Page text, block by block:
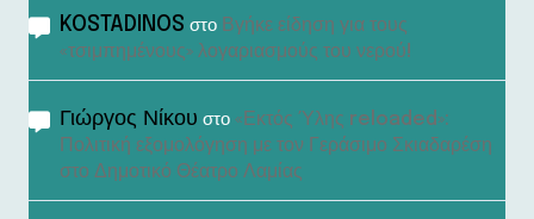
KOSTADINOS στο Βγήκε είδηση για τους
«τσιμπημένους» λογαριασμούς του νερού!
Γιώργος Νίκου στο «Εκτός Ύλης reloaded»:
Πολιτική εξομολόγηση με τον Γεράσιμο Σκιαδαρέση
στο Δημοτικό Θέατρο Λαμίας